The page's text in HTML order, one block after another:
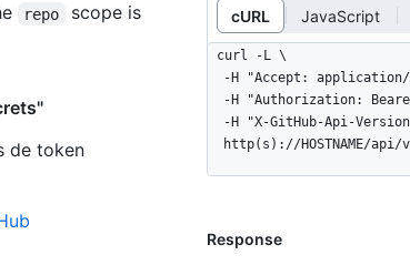
repo
scope is
de token
cURL JavaScript
curl -L \
http(s)://HOSTNAME/
Response